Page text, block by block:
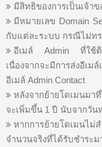
มีสิทธิของการเป็นเจ้า
มีหมายเลข Domain
กับแต่ละระบบ กรณีไม่ท
อีเมล์ Admin ที่ใช้ติ
เนื่องจากจะมีการส่งอีเม
อีเมล์ Admin Contact
หลังจากย้ายโดเมนมา
จะเพิ่มขึ้น 1 ปี นับจากวัน
หากการย้ายโดเมนไม่
จำนวนจริงที่ได้รับชำระม